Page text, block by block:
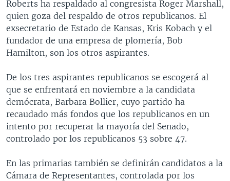
Roberts ha respaldado al congresista Roger Marshall,
quien goza del respaldo de otros republicanos. El
exsecretario de Estado de Kansas, Kris Kobach y el
fundador de una empresa de plomería, Bob
Hamilton, son los otros aspirantes.
De los tres aspirantes republicanos se escogerá al
que se enfrentará en noviembre a la candidata
demócrata, Barbara Bollier, cuyo partido ha
recaudado más fondos que los republicanos en un
intento por recuperar la mayoría del Senado,
controlado por los republicanos 53 sobre 47.
En las primarias también se definirán candidatos a la
Cámara de Representantes, controlada por los